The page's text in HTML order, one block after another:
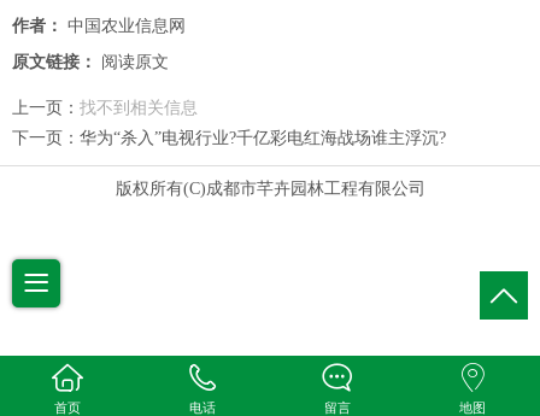
作者： 中国农业信息网
原文链接：
阅读原文
上一页： 找不到相关信息
下一页： 华为“杀入”电视行业?千亿彩电红海战场谁主浮沉?
版权所有(C)成都市芊卉园林工程有限公司
首页 电话 留言 地图